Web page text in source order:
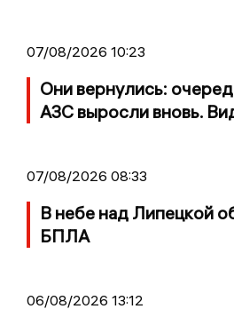
07/08/2026 10:23
Они вернулись:
АЗС выросли вновь.
07/08/2026 08:33
В небе над Липецкой
БПЛА
06/08/2026 13:12